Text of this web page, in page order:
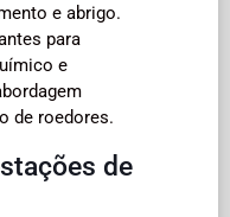
e abrigo.
para
e
de roedores.
de